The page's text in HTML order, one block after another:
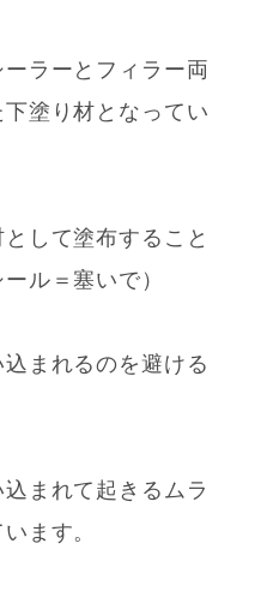
ラーとフィラー両
塗り材となってい
して塗布すること
ル＝塞いで）
まれるのを避ける
まれて起きるムラ
ます。